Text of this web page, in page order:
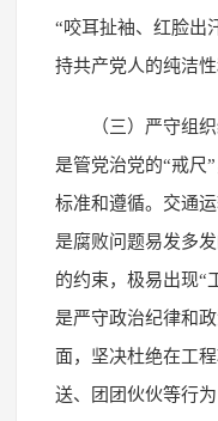
“咬耳扯袖、红脸出
持共产党人的纯洁性
（三）严守组
是管党治党的“戒尺
标准和遵循。交通
是腐败问题易发多
的约束，极易出现“
是严守政治纪律和
面，坚决杜绝在工
送、团团伙伙等行